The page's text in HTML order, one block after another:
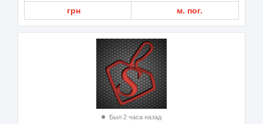
грн м. пог.
Был 2 часа назад